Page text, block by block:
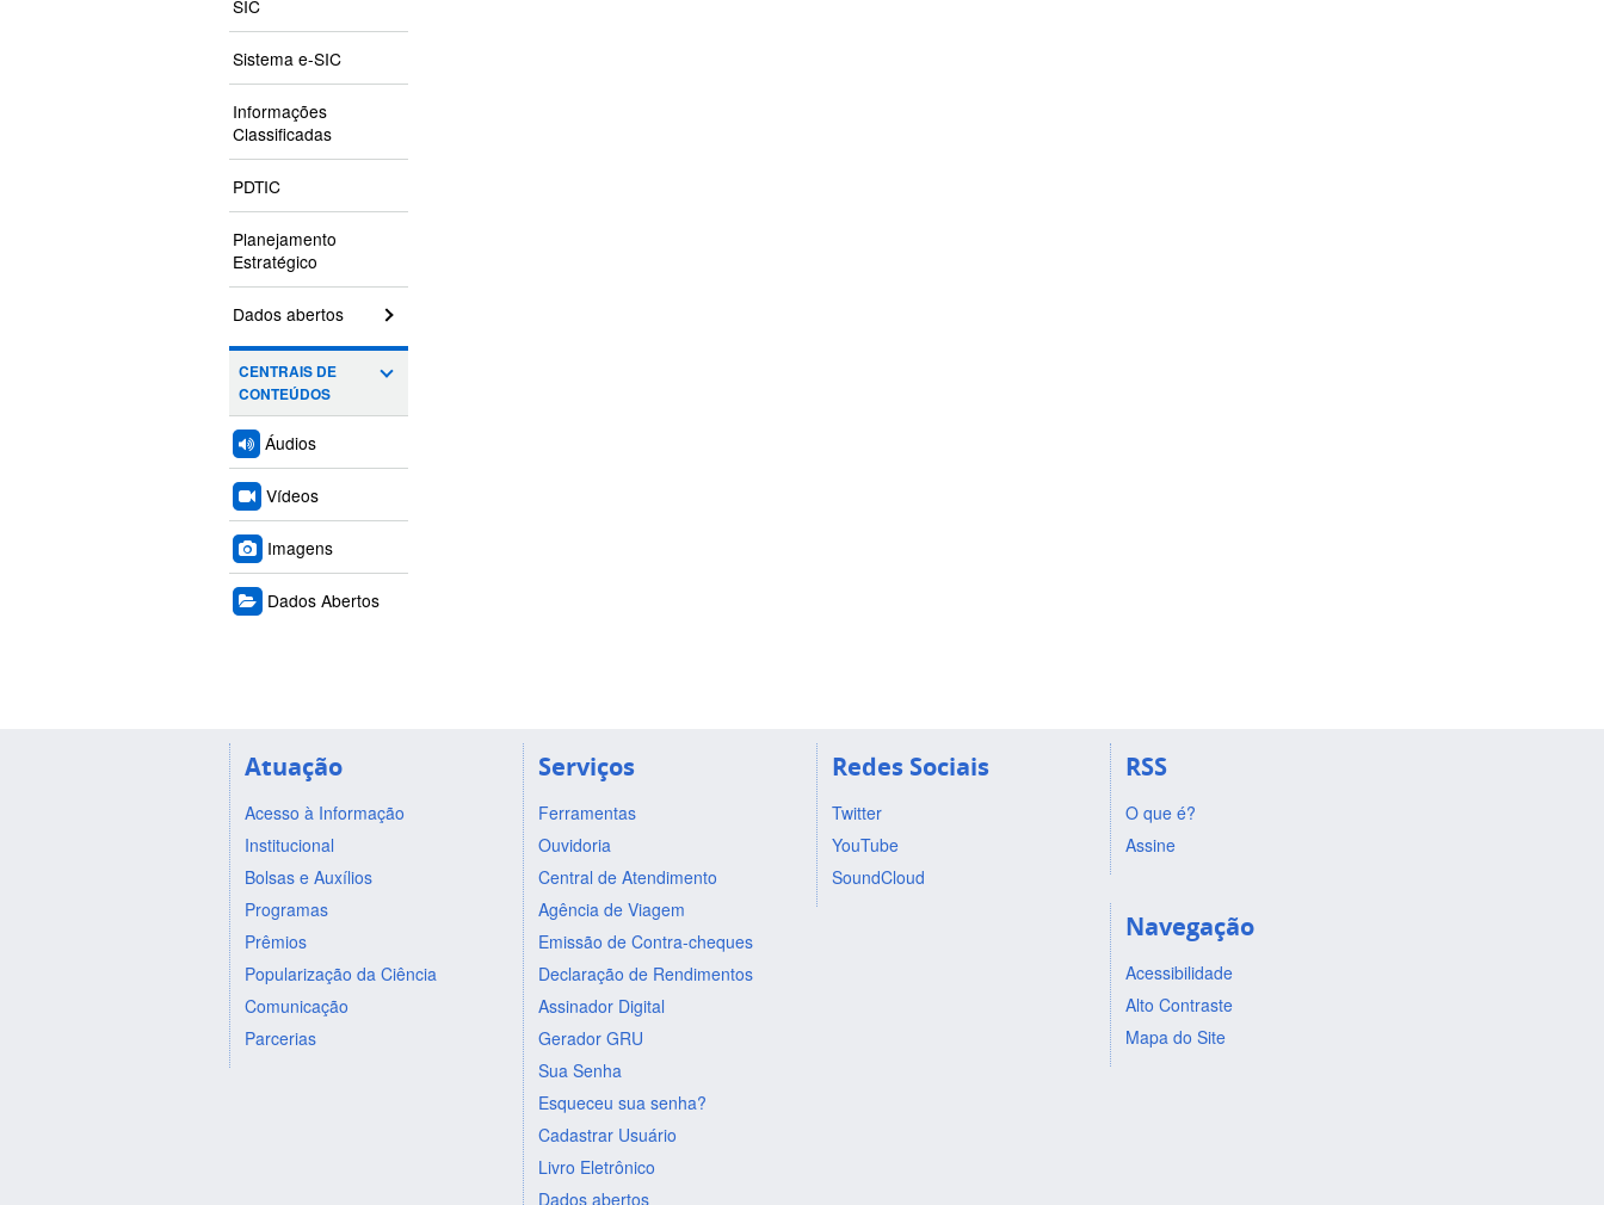
SIC
Sistema e-SIC
Informações
Classificadas
PDTIC
Planejamento
Estratégico
Dados abertos
CENTRAIS DE
CONTEÚDOS
Áudios
Vídeos
Imagens
Dados Abertos
Atuação
Acesso à Informação
Institucional
Bolsas e Auxílios
Programas
Prêmios
Popularização da Ciência
Comunicação
Parcerias
Serviços
Ferramentas
Ouvidoria
Central de Atendimento
Agência de Viagem
Emissão de Contra-cheques
Declaração de Rendimentos
Assinador Digital
Gerador GRU
Sua Senha
Esqueceu sua senha?
Cadastrar Usuário
Livro Eletrônico
Dados abertos
Redes Sociais
Twitter
YouTube
SoundCloud
RSS
O que é?
Assine
Navegação
Acessibilidade
Alto Contraste
Mapa do Site